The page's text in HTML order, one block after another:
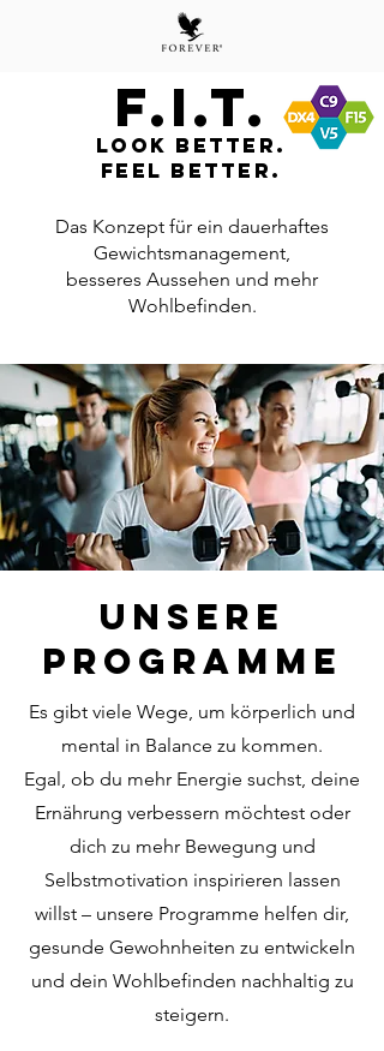
F.I.t.
Look Better.
Feel Better.
Das Konzept für ein dauerhaftes
Gewichtsmanagement,
besseres Aussehen und mehr
Wohlbefinden.
Unsere
Programme
Es gibt viele Wege, um körperlich und
mental in Balance zu kommen.
Egal, ob du mehr Energie suchst, deine
Ernährung verbessern möchtest oder
dich zu mehr Bewegung und
Selbstmotivation inspirieren lassen
willst – unsere Programme helfen dir,
gesunde Gewohnheiten zu entwickeln
und dein Wohlbefinden nachhaltig zu
steigern.